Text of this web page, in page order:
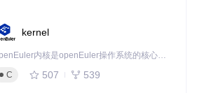
kernel
openEuler内核是openEuler操作系统的核心，既是系统性能与稳定性的基石，也是连接处理器、设备与服务的桥梁。
C
507 539